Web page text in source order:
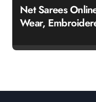
Net Sarees
Wear,